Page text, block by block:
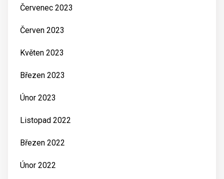
Červenec 2023
Červen 2023
Květen 2023
Březen 2023
Únor 2023
Listopad 2022
Březen 2022
Únor 2022